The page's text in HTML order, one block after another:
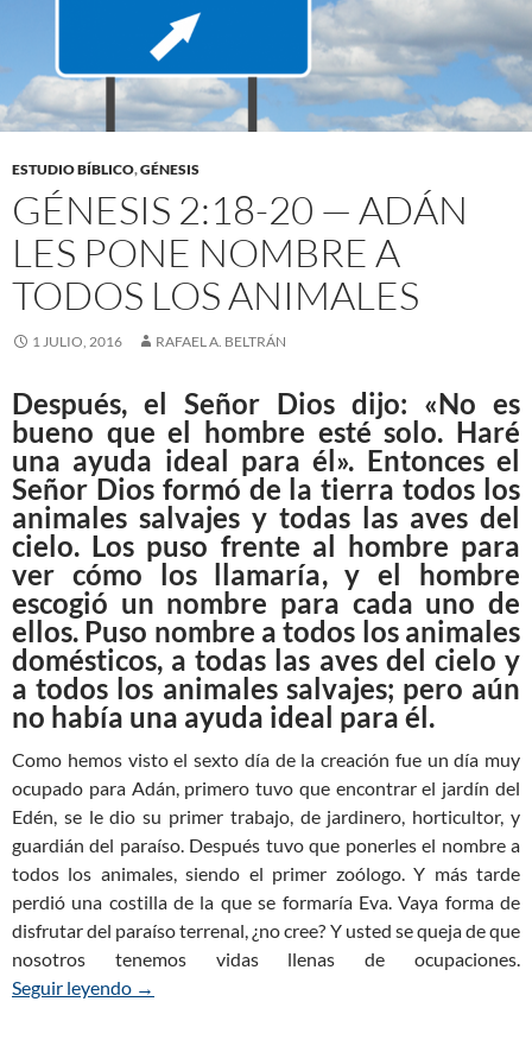
ESTUDIO BÍBLICO,GÉNESIS
GÉNESIS 2:18-20 — ADÁN
LES PONE NOMBRE A
TODOS LOS ANIMALES
1 JULIO, 2016 RAFAEL A. BELTRÁN
Después, el Señor Dios dijo: «No es
bueno que el hombre esté solo. Haré
una ayuda ideal para él». Entonces el
Señor Dios formó de la tierra todos los
animales salvajes y todas las aves del
cielo. Los puso frente al hombre para
ver cómo los llamaría, y el hombre
escogió un nombre para cada uno de
ellos. Puso nombre a todos los animales
domésticos, a todas las aves del cielo y
a todos los animales salvajes; pero aún
no había una ayuda ideal para él.
Como hemos visto el sexto día de la creación fue un día muy
ocupado para Adán, primero tuvo que encontrar el jardín del
Edén, se le dio su primer trabajo, de jardinero, horticultor, y
guardián del paraíso. Después tuvo que ponerles el nombre a
todos los animales, siendo el primer zoólogo. Y más tarde
perdió una costilla de la que se formaría Eva. Vaya forma de
disfrutar del paraíso terrenal, ¿no cree? Y usted se queja de que
nosotros tenemos vidas llenas de ocupaciones.
Seguir leyendo Génesis 2:18-20 — Adán les pone nombre a
→